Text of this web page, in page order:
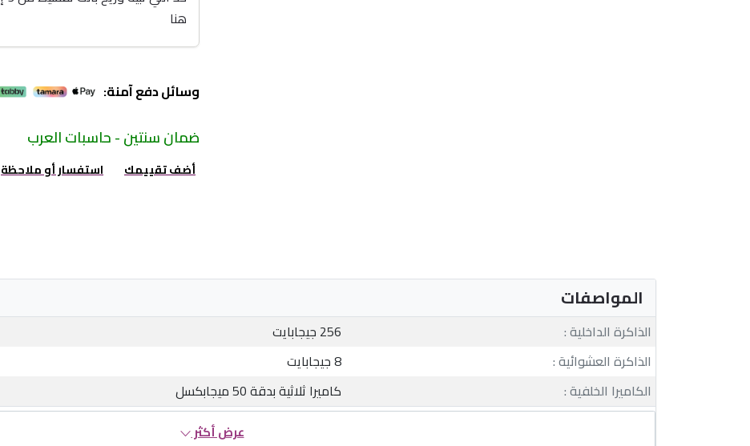
هنا
وسائل دفع آمنة:
ضمان سنتين - حاسبات العرب
أضف تقييمك استفسار أو ملاحظة
المواصفات
الذاكرة الداخلية :
256 جيجابايت
الذاكرة العشوائية :
8 جيجابايت
الكاميرا الخلفية :
كاميرا ثلاثية بدقة 50 ميجابكسل
عرض أكثر